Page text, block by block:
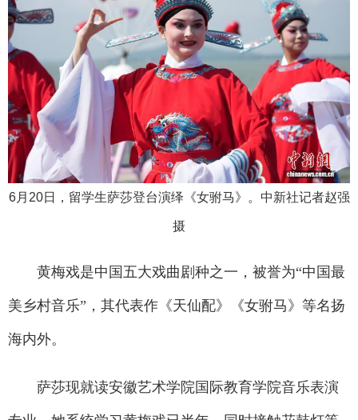
6月20日，留学生萨莎登台演绎《女驸马》。中新社记者赵强
摄
黄梅戏是中国五大戏曲剧种之一，被誉为“中国最
美乡村音乐”，其代表作《天仙配》《女驸马》等名扬
海内外。
萨莎现就读安徽艺术学院国际教育学院音乐表演